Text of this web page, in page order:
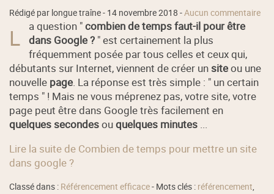
Rédigé par longue traîne - 14 novembre 2018 -Aucun commentaire
L a question "combien de temps faut-il pour être
dans Google ? " est certainement la plus
fréquemment posée par tous celles et ceux qui,
débutants sur Internet, viennent de créer un siteou une
nouvelle page. La réponse est très simple : " un certain
temps " ! Mais ne vous méprenez pas, votre site, votre
page peut être dans Google très facilement en
quelques secondesouquelques minutes ...
Lire la suite de Combien de temps pour mettre un site
dans google ?
Classé dans : Référencement efficace- Mots clés : référencement,